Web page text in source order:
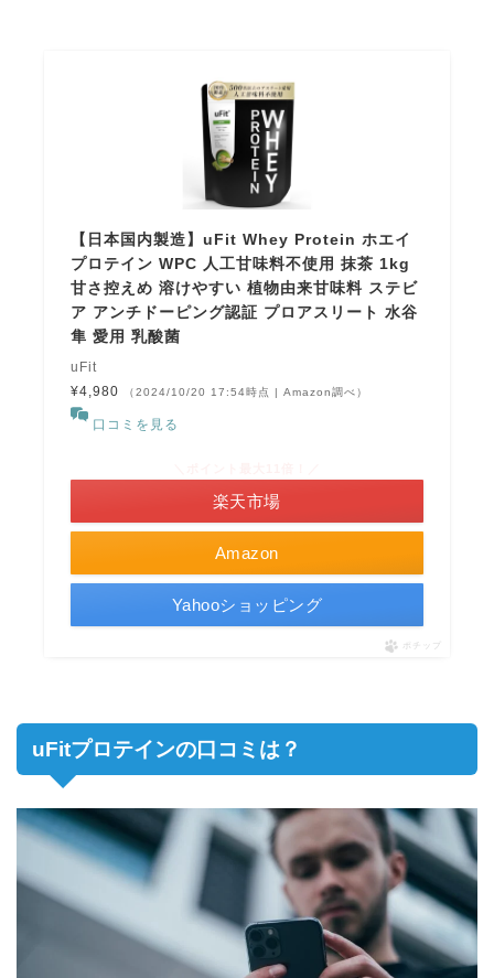
【日本国内製造】uFit Whey Protein ホエイ
プロテイン WPC 人工甘味料不使用 抹茶 1kg
甘さ控えめ 溶けやすい 植物由来甘味料 ステビ
ア アンチドーピング認証 プロアスリート 水谷
隼 愛用 乳酸菌
uFit
¥4,980
（2024/10/20 17:54時点 | Amazon調べ）
口コミを見る
Amazon
楽天市場
Yahooショッピング
ポチップ
uFitプロテインの口コミは？